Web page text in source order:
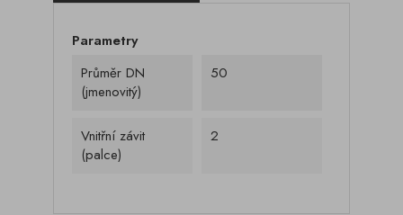
Parametry
Průměr DN
(jmenovitý)
50
Vnitřní závit
(palce)
2